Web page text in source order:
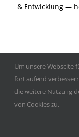
& Entwicklung —
Um unsere Webseite
fortlaufend
die weitere Nutzung
von Cookies zu.